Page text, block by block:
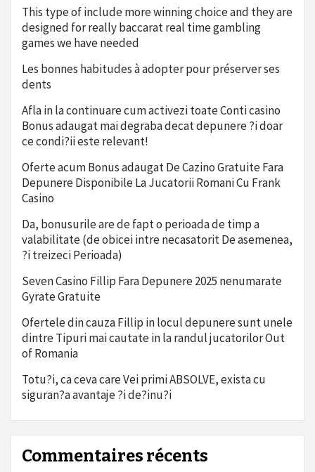
This type of include more winning choice and they are
designed for really baccarat real time gambling
games we have needed
Les bonnes habitudes à adopter pour préserver ses
dents
Afla in la continuare cum activezi toate Conti casino
Bonus adaugat mai degraba decat depunere ?i doar
ce condi?ii este relevant!
Oferte acum Bonus adaugat De Cazino Gratuite Fara
Depunere Disponibile La Jucatorii Romani Cu Frank
Casino
Da, bonusurile are de fapt o perioada de timp a
valabilitate (de obicei intre necasatorit De asemenea,
?i treizeci Perioada)
Seven Casino Fillip Fara Depunere 2025 nenumarate
Gyrate Gratuite
Ofertele din cauza Fillip in locul depunere sunt unele
dintre Tipuri mai cautate in la randul jucatorilor Out
of Romania
Totu?i, ca ceva care Vei primi ABSOLVE, exista cu
siguran?a avantaje ?i de?inu?i
Commentaires récents